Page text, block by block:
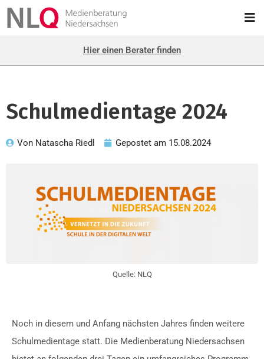
Hier einen Berater finden
Schulmedientage 2024
Von Natascha Riedl Gepostet am 15.08.2024
Quelle: NLQ
Noch in diesem und Anfang nächsten Jahres finden weitere
Schulmedientage statt. Die Medienberatung Niedersachsen